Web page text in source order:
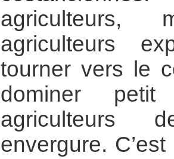
agriculteurs
tourner vers le
dominer
agriculteurs
envergure.